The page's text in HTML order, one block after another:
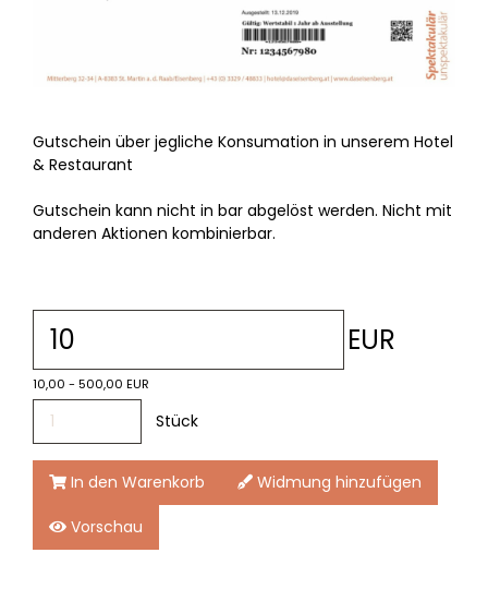
Gutschein über jegliche Konsumation in unserem Hotel
& Restaurant
Gutschein kann nicht in bar abgelöst werden. Nicht mit
anderen Aktionen kombinierbar.
EUR
10,00 - 500,00 EUR
Stück
In den Warenkorb Widmung hinzufügen
Vorschau